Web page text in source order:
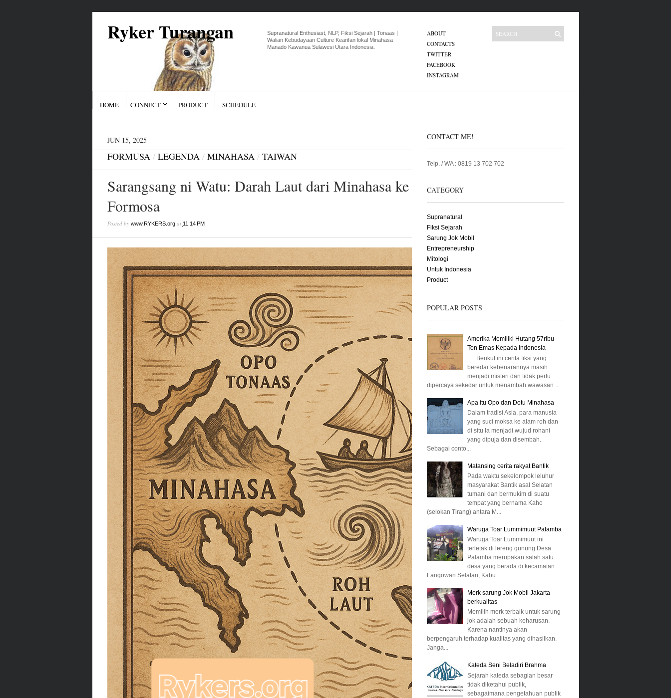
Ryker Turangan
Supranatural Enthusiast, NLP, Fiksi Sejarah | Tonaas |
Walian Kebudayaan Culture Kearifan lokal Minahasa
Manado Kawanua Sulawesi Utara Indonesia.
ABOUT
CONTACTS
TWITTER
FACEBOOK
INSTAGRAM
HOME CONNECT PRODUCT SCHEDULE
JUN 15, 2025
FORMUSA/ LEGENDA/ MINAHASA/ TAIWAN
Sarangsang ni Watu: Darah Laut dari Minahasa ke
Formosa
Posted by www.RYKERS.org at 11:14 PM
CONTACT ME!
Telp. / WA : 0819 13 702 702
CATEGORY
Supranatural
Fiksi Sejarah
Sarung Jok Mobil
Entrepreneurship
Mitologi
Untuk Indonesia
Product
POPULAR POSTS
Amerika Memiliki Hutang 57ribu
Ton Emas Kepada Indonesia
Berikut ini cerita fiksi yang
beredar kebenarannya masih
menjadi misteri dan tidak perlu
dipercaya sekedar untuk menambah wawasan ...
Apa itu Opo dan Dotu Minahasa
Dalam tradisi Asia, para manusia
yang suci moksa ke alam roh dan
di situ Ia menjadi wujud rohani
yang dipuja dan disembah.
Sebagai conto...
Matansing cerita rakyat Bantik
Pada waktu sekelompok leluhur
masyarakat Bantik asal Selatan
tumani dan bermukim di suatu
tempat yang bernama Kaho
(selokan Tirang) antara M...
Waruga Toar Lummimuut Palamba
Waruga Toar Lummimuut ini
terletak di lereng gunung Desa
Palamba merupakan salah satu
desa yang berada di kecamatan
Langowan Selatan, Kabu...
Merk sarung Jok Mobil Jakarta
berkualitas
Memilih merk terbaik untuk sarung
jok adalah sebuah keharusan.
Karena nantinya akan
berpengaruh terhadap kualitas yang dihasilkan.
Janga...
Kateda Seni Beladiri Brahma
Sejarah kateda sebagian besar
tidak diketahui publik,
sebagaimana pengetahuan publik